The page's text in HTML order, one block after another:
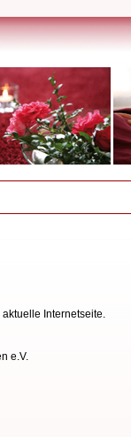
Internetseite.
e.V.